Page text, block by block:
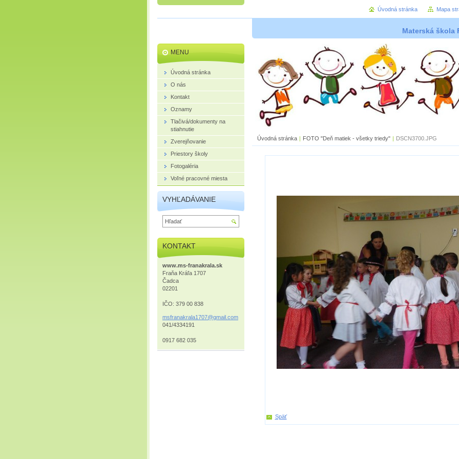
Materská škola
Úvodná stránka | FOTO "Deň matiek - všetky triedy" | DSCN3700.JPG
Späť
MENU
Úvodná stránka
O nás
Kontakt
Oznamy
Tlačivá/dokumenty na
stiahnutie
Zverejňovanie
Priestory školy
Fotogaléria
Voľné pracovné miesta
VYHĽADÁVANIE
KONTAKT
www.ms-franakrala.sk
Fraňa Kráľa 1707
Čadca
02201
IČO: 379 00 838
msfranakrala1707@gmail.com
041/4334191
0917 682 035
Úvodná stránka Mapa